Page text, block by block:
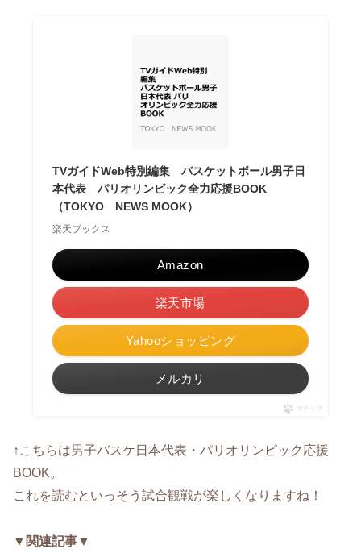
TVガイドWeb特別編集 バスケットボール男子日
本代表 パリオリンピック全力応援BOOK
（TOKYO NEWS MOOK）
楽天ブックス
Amazon
楽天市場
Yahooショッピング
メルカリ
ポチップ
↑こちらは男子バスケ日本代表・パリオリンピック応援
BOOK。
これを読むといっそう試合観戦が楽しくなりますね！
▼関連記事▼